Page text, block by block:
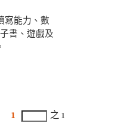
寫能力、數
書、遊戲及
1 之 1